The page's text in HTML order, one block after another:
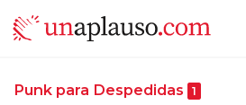
Punk para Despedidas 1